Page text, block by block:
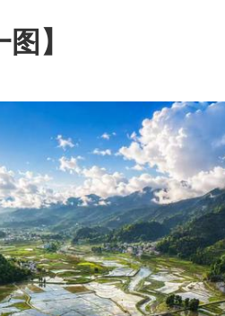
】